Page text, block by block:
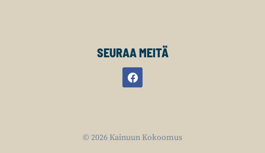
SEURAA MEITÄ
© 2026 Kainuun Kokoomus